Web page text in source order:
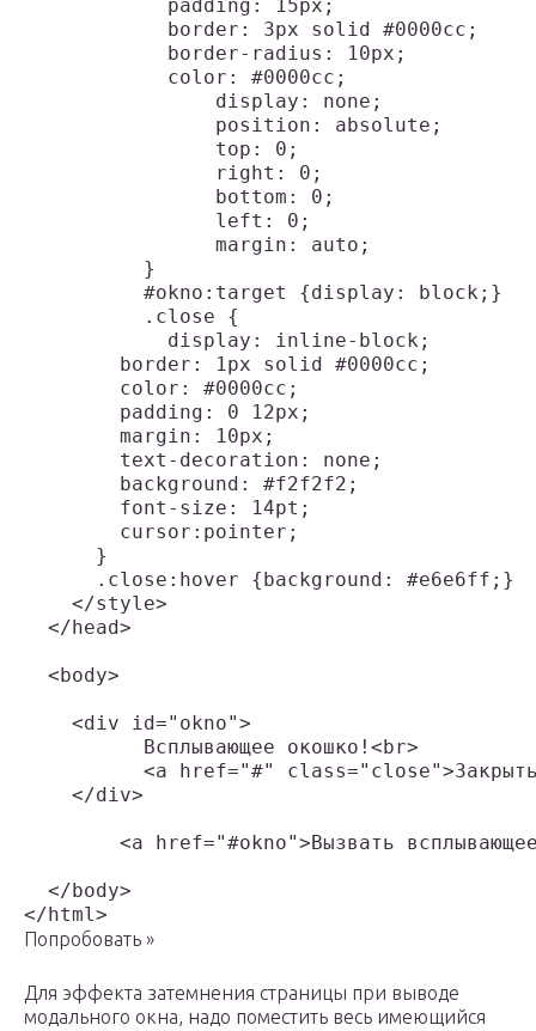
        border: 1px solid #0000cc;
        color: #0000cc;
        padding: 0 12px;
        margin: 10px;
        text-decoration: none;
        background: #f2f2f2;
        font-size: 14pt;
        cursor:pointer;
      }
      .close:hover {background: #e6e6ff;}
    </style>
  </head>
  <body>
    <div id="okno">
    </div>
  </body>
Попробовать »
Для эффекта затемнения страницы при выводе
модального окна, надо поместить весь имеющийся